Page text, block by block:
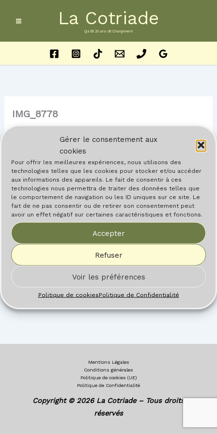
Gérer le consentement aux
cookies
Pour offrir les meilleures expériences, nous utilisons des
technologies telles que les cookies pour stocker et/ou accéder
aux informations des appareils. Le fait de consentir à ces
technologies nous permettra de traiter des données telles que
le comportement de navigation ou les ID uniques sur ce site. Le
fait de ne pas consentir ou de retirer son consentement peut
avoir un effet négatif sur certaines caractéristiques et fonctions.
Accepter
Refuser
Voir les préférences
Politique de cookiesPolitique de Confidentialité
La Cotriade
Qui dit 20 ans dit Changement
IMG_8778
Par
Mentions Légales
Conditions générales
Politique de cookies (UE)
Politique de Confidentialité
Copyright © 2026 La Cotriade – Tous droits
réservés